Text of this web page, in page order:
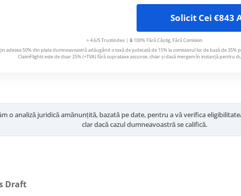
Solicit Cei €843
⭐ 4.6/5 Trustindex | 🔒 100% Fără Câștig, Fără Comision
adesea 50% din plata dumneavoastră adăugând o taxă de judecată de 15% la comisionul lor de bază de 35%
ClaimFlights este de doar 25% (+TVA) fără suprataxe ascunse, chiar și dacă mergem în instanță pentru
o analiză juridică amănunțită, bazată pe date, pentru a vă verifica
clar dacă cazul dumneavoastră se califică.
Draft